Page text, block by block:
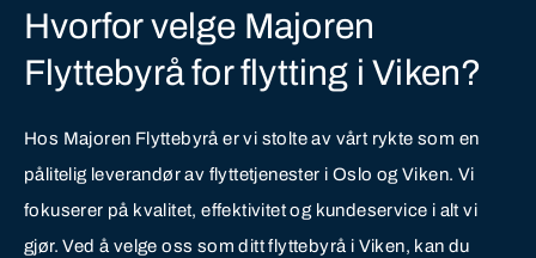
Hvorfor velge Majoren
Flyttebyrå for flytting i Viken?
Hos Majoren Flyttebyrå er vi stolte av vårt rykte som en
pålitelig leverandør av flyttetjenester i Oslo og Viken. Vi
fokuserer på kvalitet, effektivitet og kundeservice i alt vi
gjør. Ved å velge oss som ditt flyttebyrå i Viken, kan du